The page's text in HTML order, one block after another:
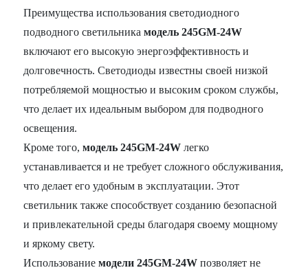
Преимущества использования светодиодного
подводного светильникамодель 245GM-24W
включают его высокую энергоэффективность и
долговечность. Светодиоды известны своей низкой
потребляемой мощностью и высоким сроком службы,
что делает их идеальным выбором для подводного
освещения.
Кроме того,модель 245GM-24W легко
устанавливается и не требует сложного обслуживания,
что делает его удобным в эксплуатации. Этот
светильник также способствует созданию безопасной
и привлекательной среды благодаря своему мощному
и яркому свету.
Использованиемодели 245GM-24W позволяет не